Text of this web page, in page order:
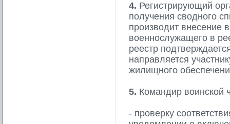
4. Регистрирующий
получения сводного
производит внесение
военнослужащего в
реестр
направляется
жилищного
5. Командир воинской
- проверку